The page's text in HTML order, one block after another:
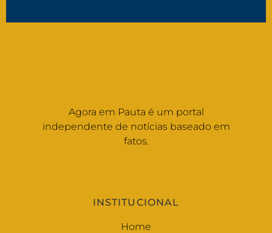
Agora em Pauta é um portal
independente de notícias baseado em
fatos.
INSTITUCIONAL
Home